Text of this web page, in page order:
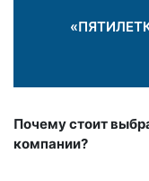
Почему стоит
компании?